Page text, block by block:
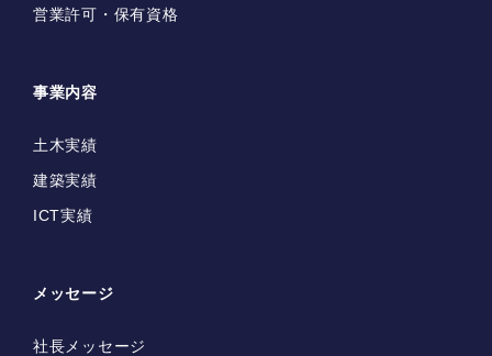
営業許可・保有資格
事業内容
土木実績
建築実績
ICT実績
メッセージ
社長メッセージ